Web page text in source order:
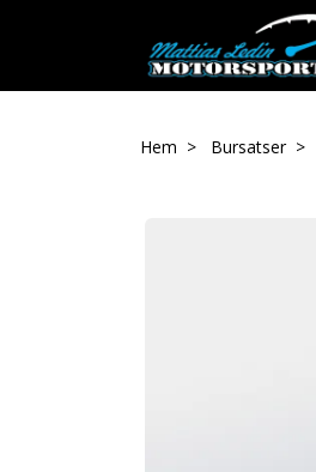
Hem Bursatser